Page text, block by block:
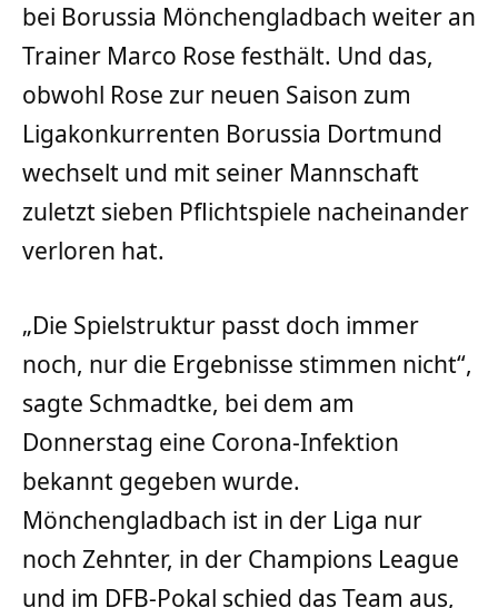
bei Borussia Mönchengladbach weiter an
Trainer Marco Rose festhält. Und das,
obwohl Rose zur neuen Saison zum
Ligakonkurrenten Borussia Dortmund
wechselt und mit seiner Mannschaft
zuletzt sieben Pflichtspiele nacheinander
verloren hat.
„Die Spielstruktur passt doch immer
noch, nur die Ergebnisse stimmen nicht“,
sagte Schmadtke, bei dem am
Donnerstag eine Corona-Infektion
bekannt gegeben wurde.
Mönchengladbach ist in der Liga nur
noch Zehnter, in der Champions League
und im DFB-Pokal schied das Team aus,